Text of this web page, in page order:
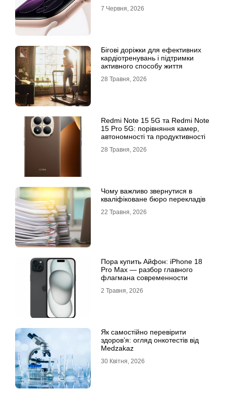
7 Червня, 2026
Бігові доріжки для ефективних
кардіотренувань і підтримки
активного способу життя
28 Травня, 2026
Redmi Note 15 5G та Redmi Note
15 Pro 5G: порівняння камер,
автономності та продуктивності
28 Травня, 2026
Чому важливо звернутися в
кваліфіковане бюро перекладів
22 Травня, 2026
Пора купить Айфон: iPhone 18
Pro Max — разбор главного
флагмана современности
2 Травня, 2026
Як самостійно перевірити
здоров’я: огляд онкотестів від
Medzakaz
30 Квітня, 2026